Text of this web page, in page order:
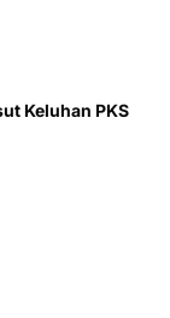
Keluhan PKS